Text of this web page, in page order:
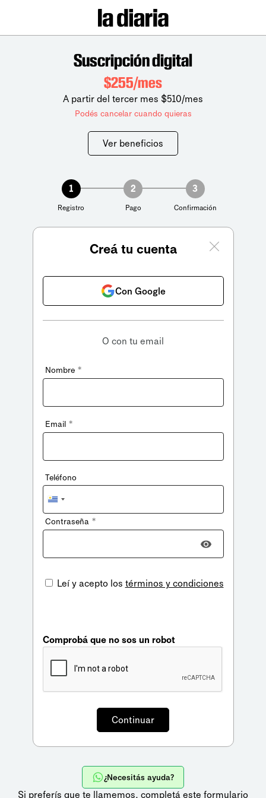
Suscripción digital
$255/mes
A partir del tercer mes $510/mes
Podés cancelar cuando quieras
Ver beneficios
1
Registro
2
Pago
3
Confirmación
Creá tu cuenta
Con Google
O con tu email
Nombre *
Email *
Teléfono
Uruguay
+598
Contraseña *
Leí y acepto los términos y condiciones
Comprobá que no sos un robot
¿Necesitás ayuda?
Si preferís que te llamemos, completá este formulario